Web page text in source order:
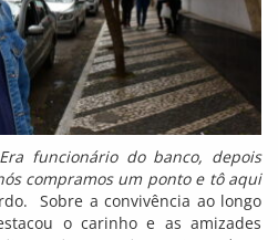
funcionário do banco, depois
compramos um ponto e tô aqui
Sobre a convivência ao longo
o carinho e as amizades